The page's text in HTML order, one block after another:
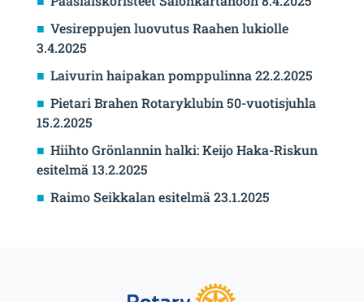
Vesireppujen luovutus Raahen lukiolle
3.4.2025
Laivurin haipakan pomppulinna 22.2.2025
Pietari Brahen Rotaryklubin 50-vuotisjuhla
15.2.2025
Hiihto Grönlannin halki: Keijo Haka-Riskun
esitelmä 13.2.2025
Raimo Seikkalan esitelmä 23.1.2025